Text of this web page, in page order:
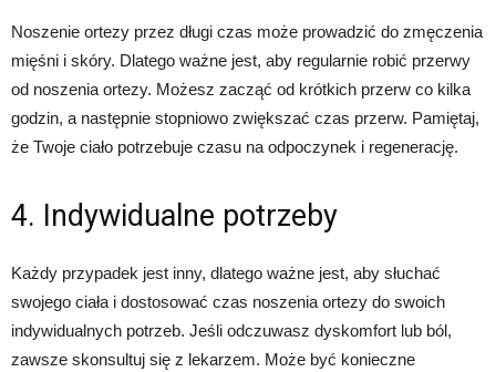
Noszenie ortezy przez długi czas może prowadzić do zmęczenia
mięśni i skóry. Dlatego ważne jest, aby regularnie robić przerwy
od noszenia ortezy. Możesz zacząć od krótkich przerw co kilka
godzin, a następnie stopniowo zwiększać czas przerw. Pamiętaj,
że Twoje ciało potrzebuje czasu na odpoczynek i regenerację.
4. Indywidualne potrzeby
Każdy przypadek jest inny, dlatego ważne jest, aby słuchać
swojego ciała i dostosować czas noszenia ortezy do swoich
indywidualnych potrzeb. Jeśli odczuwasz dyskomfort lub ból,
zawsze skonsultuj się z lekarzem. Może być konieczne